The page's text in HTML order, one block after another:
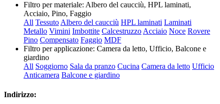
Filtro per materiale: Albero del caucciù, HPL laminati,
Acciaio, Pino, Faggio
All TessutoAlbero del caucciù HPL laminati Laminati
Metallo Vimini Imbottite CalcestruzzoAcciaio Noce Rovere
Pino Compensato Faggio MDF
Filtro per applicazione: Camera da letto, Ufficio, Balcone e
giardino
All Soggiorno Sala da pranzo Cucina Camera da letto Ufficio
Anticamera Balcone e giardino
Indirizzo: